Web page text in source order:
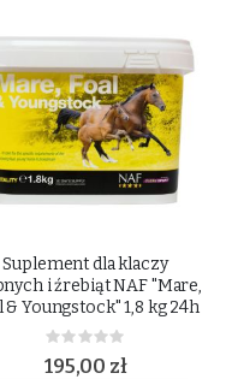
Suplement dla klaczy
i źrebiąt NAF "Mare,
& Youngstock" 1,8 kg 24h
Rating:
0%
195,00 zł